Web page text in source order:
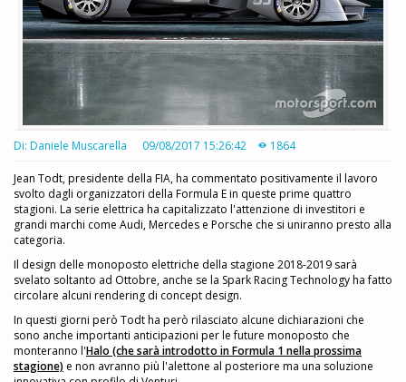
Di: Daniele Muscarella 09/08/2017 15:26:42 1864
Jean Todt, presidente della FIA, ha commentato positivamente il lavoro
svolto dagli organizzatori della Formula E in queste prime quattro
stagioni. La serie elettrica ha capitalizzato l'attenzione di investitori e
grandi marchi come Audi, Mercedes e Porsche che si uniranno presto alla
categoria.
Il design delle monoposto elettriche della stagione 2018-2019 sarà
svelato soltanto ad Ottobre, anche se la Spark Racing Technology ha fatto
circolare alcuni rendering di concept design.
In questi giorni però Todt ha però rilasciato alcune dichiarazioni che
sono anche importanti anticipazioni per le future monoposto che
monteranno l'Halo (che sarà introdotto in Formula 1 nella prossima
stagione) e non avranno più l'alettone al posteriore ma una soluzione